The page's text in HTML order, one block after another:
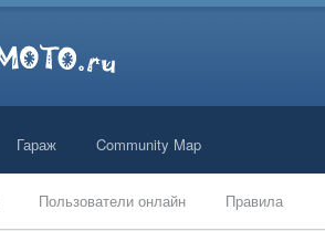
Пользователи онлайн Правила
Гараж Community Map